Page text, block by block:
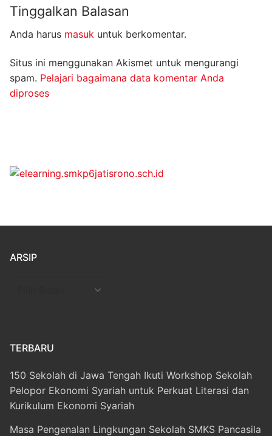
Tinggalkan Balasan
Anda harus masuk untuk berkomentar.
Situs ini menggunakan Akismet untuk mengurangi
spam. Pelajari bagaimana data komentar Anda
diproses
ARSIP
TERBARU
150 Sekolah di Jawa Tengah Ikuti Workshop Sekolah
Pelopor Ekonomi Syariah untuk Perkuat Literasi dan
Kurikulum Ekonomi Syariah
Masa Pengenalan Lingkungan Sekolah SMKS Pancasila